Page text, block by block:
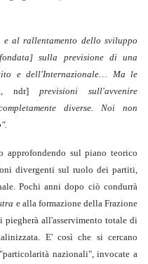
al rallentamento dello sviluppo
sulla previsione di una
e dell'Internazionale… Ma le
ndr] previsioni sull'avvenire
diverse. Noi non
approfondendo sul piano teorico
divergenti sul ruolo dei partiti,
Pochi anni dopo ciò condurrà
e alla formazione della Frazione
all'asservimento totale di
E' così che si cercano
nazionali", invocate a